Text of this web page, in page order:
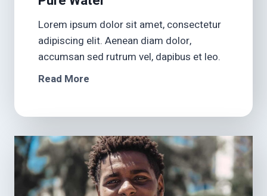
Lorem ipsum dolor sit amet, consectetur
adipiscing elit. Aenean diam dolor,
accumsan sed rutrum vel, dapibus et leo.
Read More